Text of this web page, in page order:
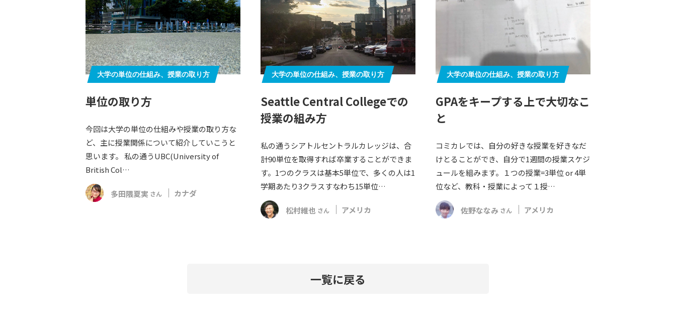
大学の単位の仕組み、授業の取り方
単位の取り方
今回は大学の単位の仕組みや授業の取り方な
ど、主に授業関係について紹介していこうと
思います。 私の通うUBC(University of
British Col…
多田隈夏実 さん カナダ
大学の単位の仕組み、授業の取り方
Seattle Central Collegeでの
授業の組み方
私の通うシアトルセントラルカレッジは、合
計90単位を取得すれば卒業することができま
す。1つのクラスは基本5単位で、多くの人は1
学期あたり3クラスすなわち15単位…
松村維也 さん アメリカ
大学の単位の仕組み、授業の取り方
GPAをキープする上で大切なこ
と
コミカレでは、自分の好きな授業を好きなだ
けとることができ、自分で1週間の授業スケジ
ュールを組みます。１つの授業=3単位 or 4単
位など、教科・授業によって１授…
佐野ななみ さん アメリカ
一覧に戻る